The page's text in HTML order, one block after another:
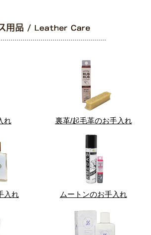
れ 裏革/起毛革のお手入れ
入れ ムートンのお手入れ